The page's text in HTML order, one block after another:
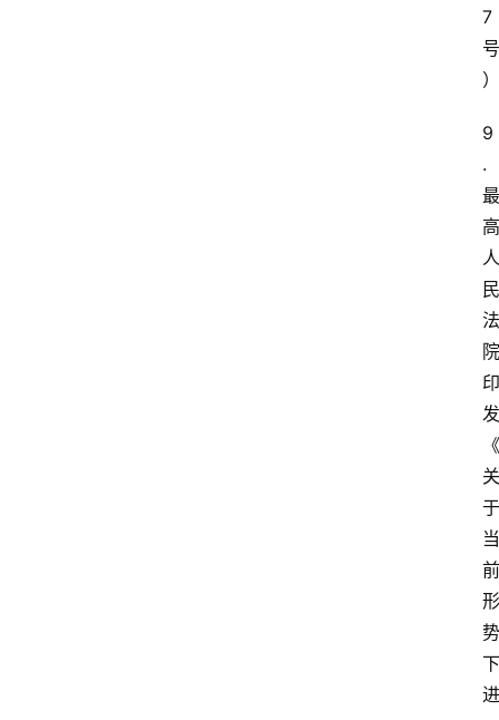
7
号
）
9
.
最
高
人
民
法
院
印
发
《
关
于
当
前
形
势
下
进